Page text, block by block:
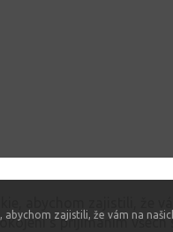
abychom zajistili, že vám na
soubory cookie
abychom zajistili, že
s přijímáním